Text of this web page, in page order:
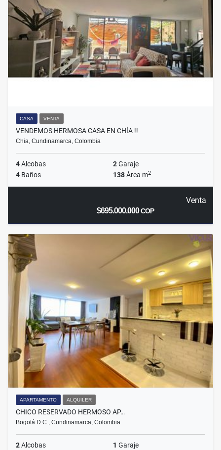
CASA VENTA
VENDEMOS HERMOSA CASA EN CHÍA !!
Chia, Cundinamarca, Colombia
4Alcobas 2Garaje
4 Baños 138Área m2
Venta
$695.000.000COP
APARTAMENTO ALQUILER
CHICO RESERVADO HERMOSO AP…
Bogotá D.C., Cundinamarca, Colombia
2Alcobas 1 Garaje